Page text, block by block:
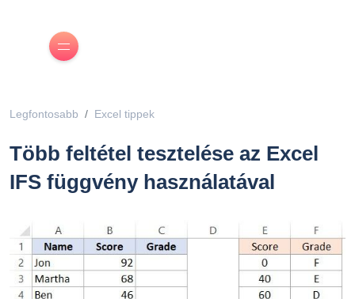
Legfontosabb Excel tippek
Több feltétel tesztelése az Excel
IFS függvény használatával